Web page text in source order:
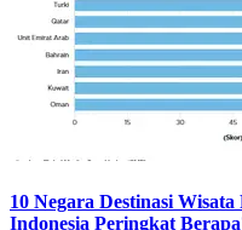
10 Negara Destinasi
Indonesia Peringkat